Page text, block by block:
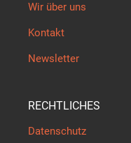
Wir über uns
Kontakt
Newsletter
RECHTLICHES
Datenschutz